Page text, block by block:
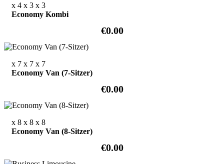
x 4 x 3 x 3
Economy Kombi
€0.00
x 7 x 7 x 7
Economy Van (7-Sitzer)
€0.00
x 8 x 8 x 8
Economy Van (8-Sitzer)
€0.00